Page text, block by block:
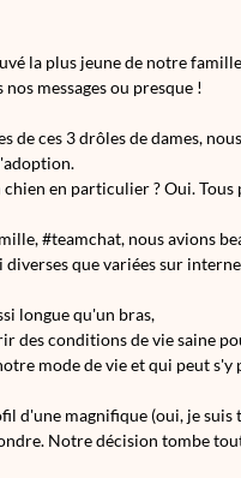
la plus jeune de notre
messages ou presque !
de ces 3 drôles de dames,
en particulier ? Oui. Tous
#teamchat, nous avions
diverses que variées sur
longue qu'un bras,
des conditions de vie saine
mode de vie et qui peut s'y
d'une magnifique (oui, je
Notre décision tombe